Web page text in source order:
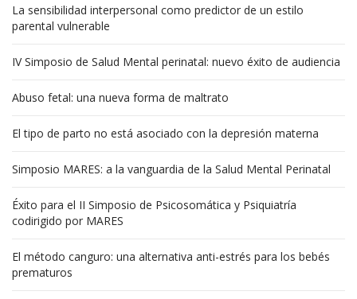
La sensibilidad interpersonal como predictor de un estilo
parental vulnerable
IV Simposio de Salud Mental perinatal: nuevo éxito de audiencia
Abuso fetal: una nueva forma de maltrato
El tipo de parto no está asociado con la depresión materna
Simposio MARES: a la vanguardia de la Salud Mental Perinatal
Éxito para el II Simposio de Psicosomática y Psiquiatría
codirigido por MARES
El método canguro: una alternativa anti-estrés para los bebés
prematuros